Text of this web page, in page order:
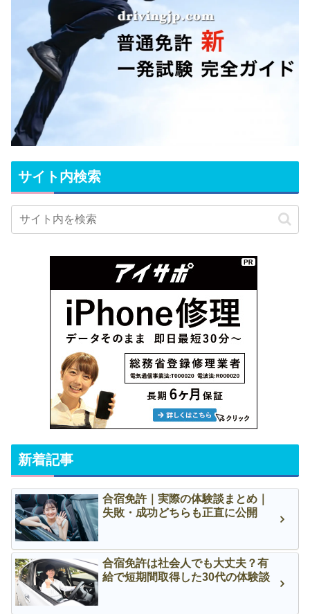
サイト内検索
新着記事
合宿免許｜実際の体験談まとめ｜
失敗・成功どちらも正直に公開
合宿免許は社会人でも大丈夫？有
給で短期間取得した30代の体験談